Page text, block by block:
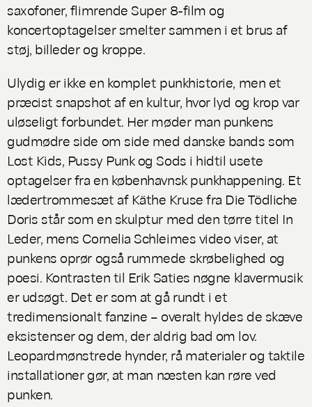
saxofoner, flimrende Super 8-film og
koncertoptagelser smelter sammen i et brus af
støj, billeder og kroppe.
Ulydig er ikke en komplet punkhistorie, men et
præcist snapshot af en kultur, hvor lyd og krop var
uløseligt forbundet. Her møder man punkens
gudmødre side om side med danske bands som
Lost Kids, Pussy Punk og Sods i hidtil usete
optagelser fra en københavnsk punkhappening. Et
lædertrommesæt af Käthe Kruse fra Die Tödliche
Doris står som en skulptur med den tørre titel In
Leder, mens Cornelia Schleimes video viser, at
punkens oprør også rummede skrøbelighed og
poesi. Kontrasten til Erik Saties nøgne klavermusik
er udsøgt. Det er som at gå rundt i et
tredimensionalt fanzine – overalt hyldes de skæve
eksistenser og dem, der aldrig bad om lov.
Leopardmønstrede hynder, rå materialer og taktile
installationer gør, at man næsten kan røre ved
punken.